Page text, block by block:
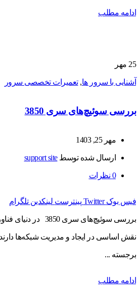
ادامه مطلب
25 مهر
آشنایی با سرور ها,تعمیرات تخصصی سرور
بررسی سوئیچ‌های سری 3850
مهر 25, 1403
ارسال شده توسطsupport site
0 نظرات
فیس بوک Twitter پینترست لینکدین تلگرام
بررسی سوئیچ‌های سری
نقش اساسی در ایجاد و مدیریت شبکه‌ها
برجسته ...
ادامه مطلب